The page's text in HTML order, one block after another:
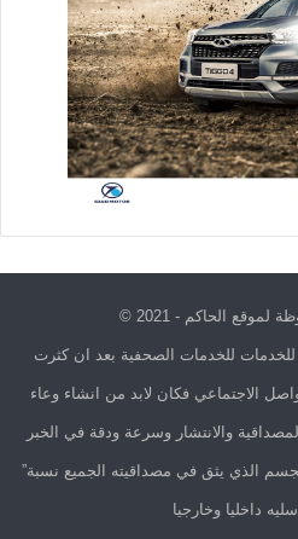
الحاكم - 2021 ©
للخدمات الصحفية بعد ان كثرت
الاجتماعي فكان لابد من انشاء وعاء
والانتشار وسرعة ودقة في الخبر
الذي يثق في مصداقيته الجميع نسبة”
داخليا وخارجيا